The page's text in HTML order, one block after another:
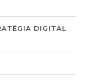
DIGITAL